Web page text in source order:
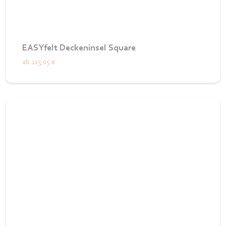
EASYfelt Deckeninsel Square
ab 113,05 €